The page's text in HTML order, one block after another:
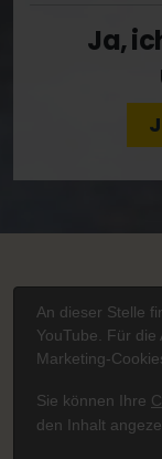
Ja,
Sie können Ihre
den Inhalt